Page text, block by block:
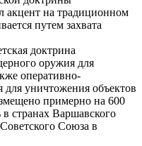
акцент на традиционном
путем захвата
доктрина
оружия для
оперативно-
для уничтожения объектов
примерно на 600
в странах Варшавского
Союза в